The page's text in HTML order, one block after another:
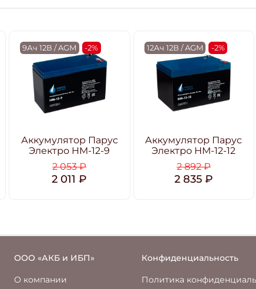
9Ач 12В / AGM -2%
Аккумулятор Парус
Электро HM-12-9
2 053 ₽
2 011 ₽
12Ач 12В / AGM -2%
Аккумулятор Парус
Электро HM-12-12
2 892 ₽
2 835 ₽
ООО «АКБ и ИБП»
О компании
Конфиденциальность
Политика